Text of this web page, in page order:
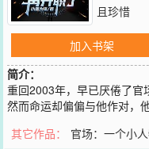
且珍惜
加入书架
简介：
重回2003年，早已厌倦了官
然而命运却偏偏与他作对，
不觉已然攀至权力的巅峰。
其它作品： 官场：一个小